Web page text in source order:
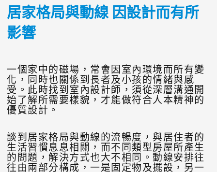
居家格局與動線 因設計而有所
影響
一個家中的磁場，常會因室內環境而所有變
化，同時也關係到長者及小孩的情緒與感
受。此時找到室內設計師，須從深層溝通開
始了解所需要樣貌，才能做符合人本精神的
優質設計。
談到居家格局與動線的流暢度，與居住者的
生活習慣息息相關，而不同類型房屋所產生
的問題，解決方式也大不相同。動線安排往
往由兩部分構成，一是固定物及擺設，另一